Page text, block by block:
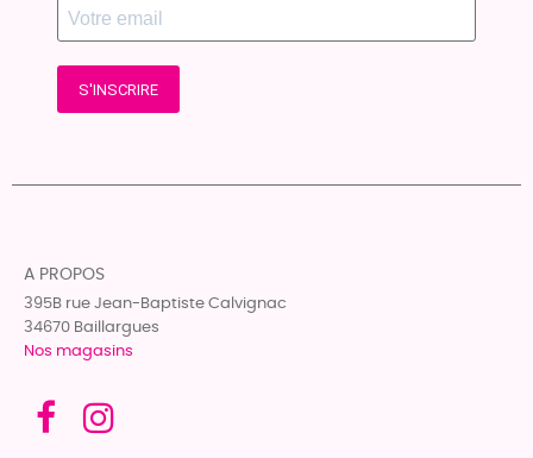
S'INSCRIRE
A PROPOS
395B rue Jean-Baptiste Calvignac
34670 Baillargues
Nos magasins